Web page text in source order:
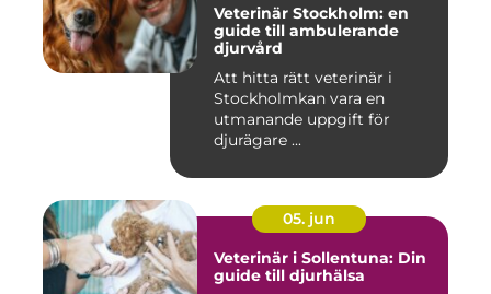
Veterinär Stockholm: en
guide till ambulerande
djurvård
Att hitta rätt veterinär i
Stockholmkan vara en
utmanande uppgift för
djurägare ...
05. jun
Veterinär i Sollentuna: Din
guide till djurhälsa